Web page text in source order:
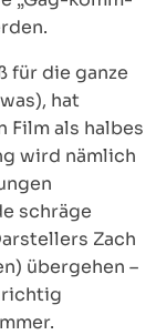
für die ganze
hat
Film als halbes
wird nämlich
schräge
Zach
übergehen –
richtig